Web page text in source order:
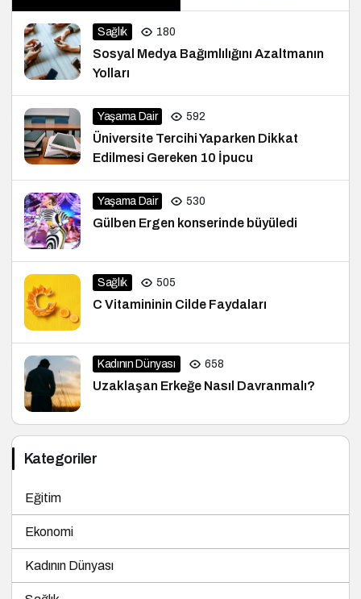
Sağlık 180
Sosyal Medya Bağımlılığını Azaltmanın
Yolları
Yaşama Dair 592
Üniversite Tercihi Yaparken Dikkat
Edilmesi Gereken 10 İpucu
Yaşama Dair 530
Gülben Ergen konserinde büyüledi
Sağlık 505
C Vitamininin Cilde Faydaları
Kadının Dünyası 658
Uzaklaşan Erkeğe Nasıl Davranmalı?
Kategoriler
Eğitim
Ekonomi
Kadının Dünyası